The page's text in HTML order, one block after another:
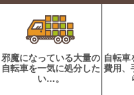
邪魔になっている大量の
自転車を一気に処分した
い…。
自転車
費用、